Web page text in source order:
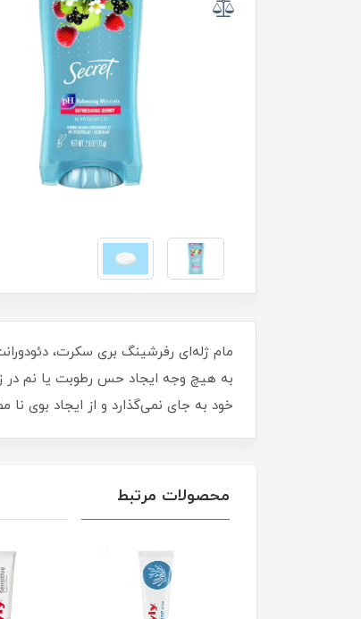
به هیچ وجه ایجاد حس رطوبت یا نم در
خود به جای نمی‌گذارد و از ایجاد بوی
محصولات مرتبط